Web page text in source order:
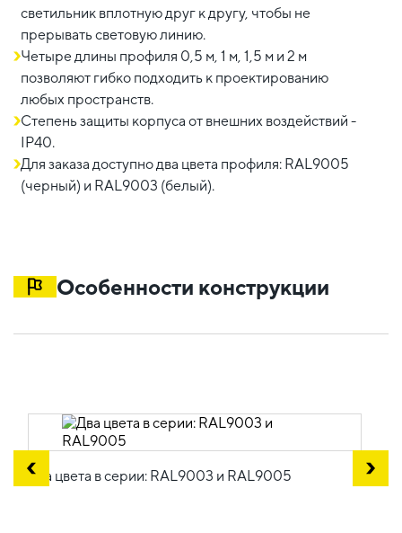
светильник вплотную друг к другу, чтобы не
прерывать световую линию.
Четыре длины профиля 0,5 м, 1 м, 1,5 м и 2 м
позволяют гибко подходить к проектированию
любых пространств.
Степень защиты корпуса от внешних воздействий -
IP40.
Для заказа доступно два цвета профиля: RAL9005
(черный) и RAL9003 (белый).
Особенности конструкции
Два цвета в серии: RAL9003 и RAL9005